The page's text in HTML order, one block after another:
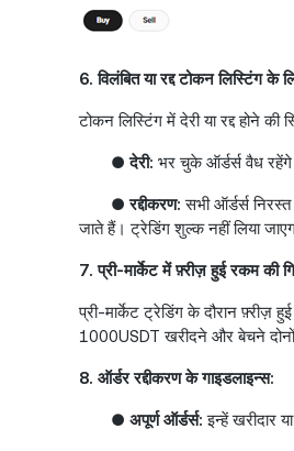
6. विलंबित या रद्द टोकन लिस्टिंग के
टोकन लिस्टिंग में देरी या रद्द होने की
● देरी: भर चुके ऑर्डर्स वैध रहेंगे।
● रद्दीकरण: सभी ऑर्डर्स
जाते हैं। ट्रेडिंग शुल्क नहीं लिया
7. प्री-मार्केट में फ़्रीज़ हुई रकम की
प्री-मार्केट ट्रेडिंग के दौरान
1000USDT खरीदने और बेचने
8. ऑर्डर रद्दीकरण के गाइडलाइन्स:
● अपूर्ण ऑर्डर्स: इन्हें खरीदार